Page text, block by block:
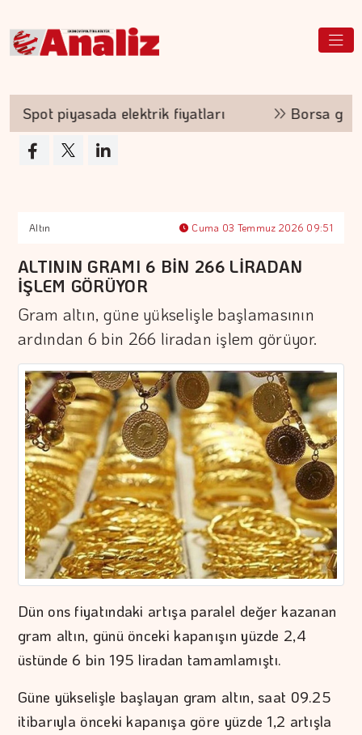
Spot piyasada elektrik fiyatları Borsa günün
Altın Cuma 03 Temmuz 2026 09:51
ALTININ GRAMI 6 BİN 266 LİRADAN
İŞLEM GÖRÜYOR
Gram altın, güne yükselişle başlamasının
ardından 6 bin 266 liradan işlem görüyor.
Dün ons fiyatındaki artışa paralel değer kazanan
gram altın, günü önceki kapanışın yüzde 2,4
üstünde 6 bin 195 liradan tamamlamıştı.
Güne yükselişle başlayan gram altın, saat 09.25
itibarıyla önceki kapanışa göre yüzde 1,2 artışla